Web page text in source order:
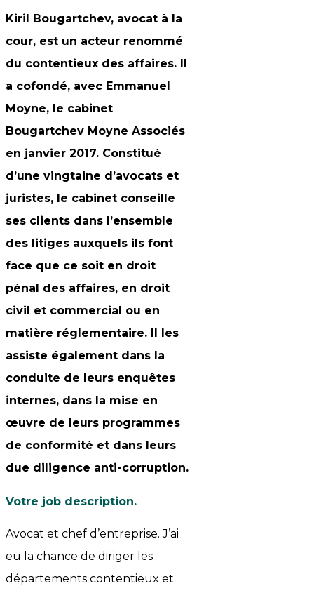
Kiril Bougartchev, avocat à la
cour, est un acteur renommé
du contentieux des affaires. Il
a cofondé, avec Emmanuel
Moyne, le cabinet
Bougartchev Moyne Associés
en janvier 2017. Constitué
d’une vingtaine d’avocats et
juristes, le cabinet conseille
ses clients dans l’ensemble
des litiges auxquels ils font
face que ce soit en droit
pénal des affaires, en droit
civil et commercial ou en
matière réglementaire. Il les
assiste également dans la
conduite de leurs enquêtes
internes, dans la mise en
œuvre de leurs programmes
de conformité et dans leurs
due diligence anti-corruption.
Votre job description.
Avocat et chef d’entreprise. J’ai
eu la chance de diriger les
départements contentieux et